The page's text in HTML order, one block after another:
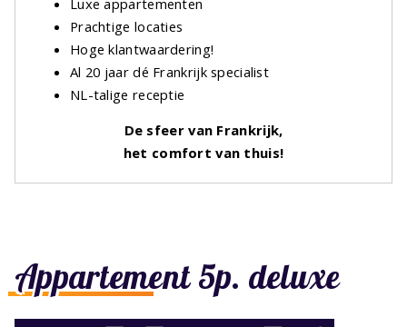
Appartement 5p. deluxe
Prachtige locaties
Hoge klantwaardering!
Al 20 jaar dé Frankrijk specialist
NL-talige receptie
De sfeer van Frankrijk,
het comfort van thuis!